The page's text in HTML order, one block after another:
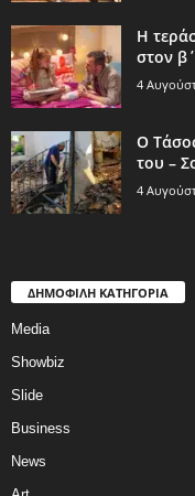
Η
στον
4
Ο
του –
4
ΔΗΜΟΦΙΛΗ ΚΑΤΗΓΟΡΙΑ
Media
Showbiz
Slide
Business
News